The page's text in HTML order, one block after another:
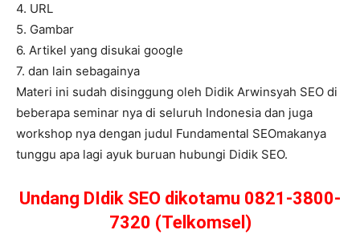
4. URL
5. Gambar
6. Artikel yang disukai google
7. dan lain sebagainya
Materi ini sudah disinggung oleh Didik Arwinsyah SEO di
beberapa seminar nya di seluruh Indonesia dan juga
workshop nya dengan judul Fundamental SEOmakanya
tunggu apa lagi ayuk buruan hubungi Didik SEO.
Undang DIdik SEO dikotamu 0821-3800-
7320 (Telkomsel)